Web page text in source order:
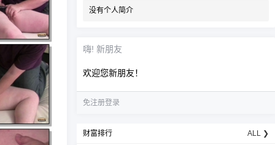
没有个人简介
嗨! 新朋友
欢迎您新朋友！
免注册登录
财富排行 ALL ❯